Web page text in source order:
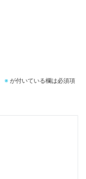
※ が付いている欄は必須項